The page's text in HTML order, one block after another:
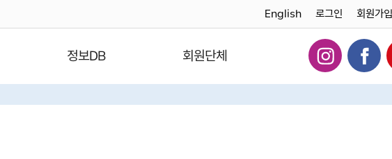
English 로그인 회원가입
정보DB 회원단체